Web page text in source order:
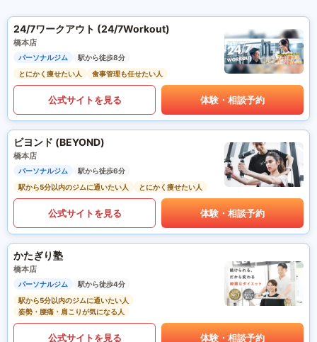
24/7ワークアウト (24/7Workout)
橋本店
パーソナルジム
駅から徒歩8分
とにかく痩せたい人
食事管理も任せたい人
公式サイトを見る 体験・相談予約
ビヨンド (BEYOND)
橋本店
パーソナルジム
駅から徒歩6分
駅から5分以内のジムに通いたい人
とにかく痩せたい人
公式サイトを見る 体験・相談予約
かたぎり塾
橋本店
パーソナルジム
駅から徒歩4分
駅から5分以内のジムに通いたい人
姿勢・腰痛・肩こりが気になる人
公式サイトを見る 体験・相談予約